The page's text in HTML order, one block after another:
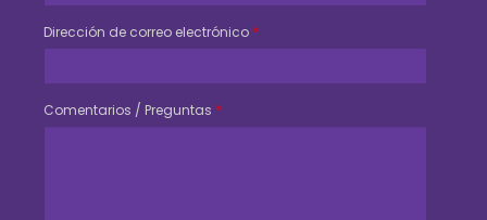
Dirección de correo electrónico *
Comentarios / Preguntas *